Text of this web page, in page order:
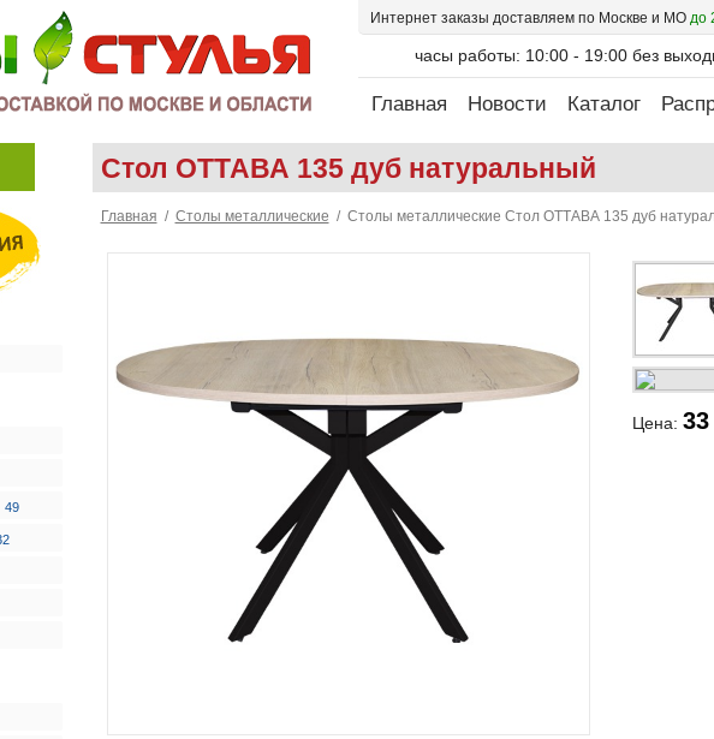
Интернет заказы доставляем по Москве и МО до
часы работы: 10:00 - 19:00 без
Главная Новости Каталог
49
Cтол ОТТАВА 135 дуб натуральный
Главная / Столы металлические / Столы металлические Cтол ОТТАВА 135 дуб
Цена: 33